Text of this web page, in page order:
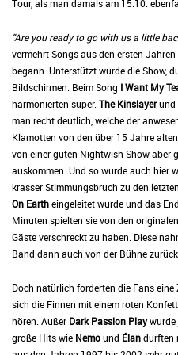
Tour, als man damals am 15.10.
"Are you ready to go with us a little
vermehrt Songs aus den ersten
begann. Unterstützt wurde die Show,
Bildschirmen. Beim Song I Want My
harmonierten super. The Kinslayerund
man recht deutlich, welche der
Klamotten von den über 15 Jahre
von einer guten Nightwish Show aber
auskommen. Und so wurde auch hier
krasser Stimmungsbruch zu den
On Eartheingeleitet wurde und das
Minuten spielten sie von den
Gäste verschreckt zu haben. Diese
Band dann auch von der Bühne
Doch natürlich forderten die Fans
sich die Finnen mit einem roten
hören. Außer Dark Passion Playwurde
große Hits wie Nemound Élandurften